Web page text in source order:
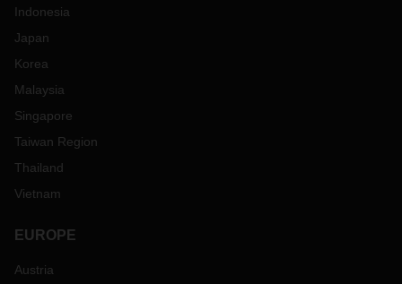
Indonesia
Japan
Korea
Malaysia
Singapore
Taiwan Region
Thailand
Vietnam
EUROPE
Austria